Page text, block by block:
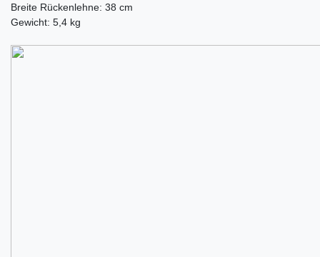
Breite Rückenlehne: 38 cm
Gewicht: 5,4 kg